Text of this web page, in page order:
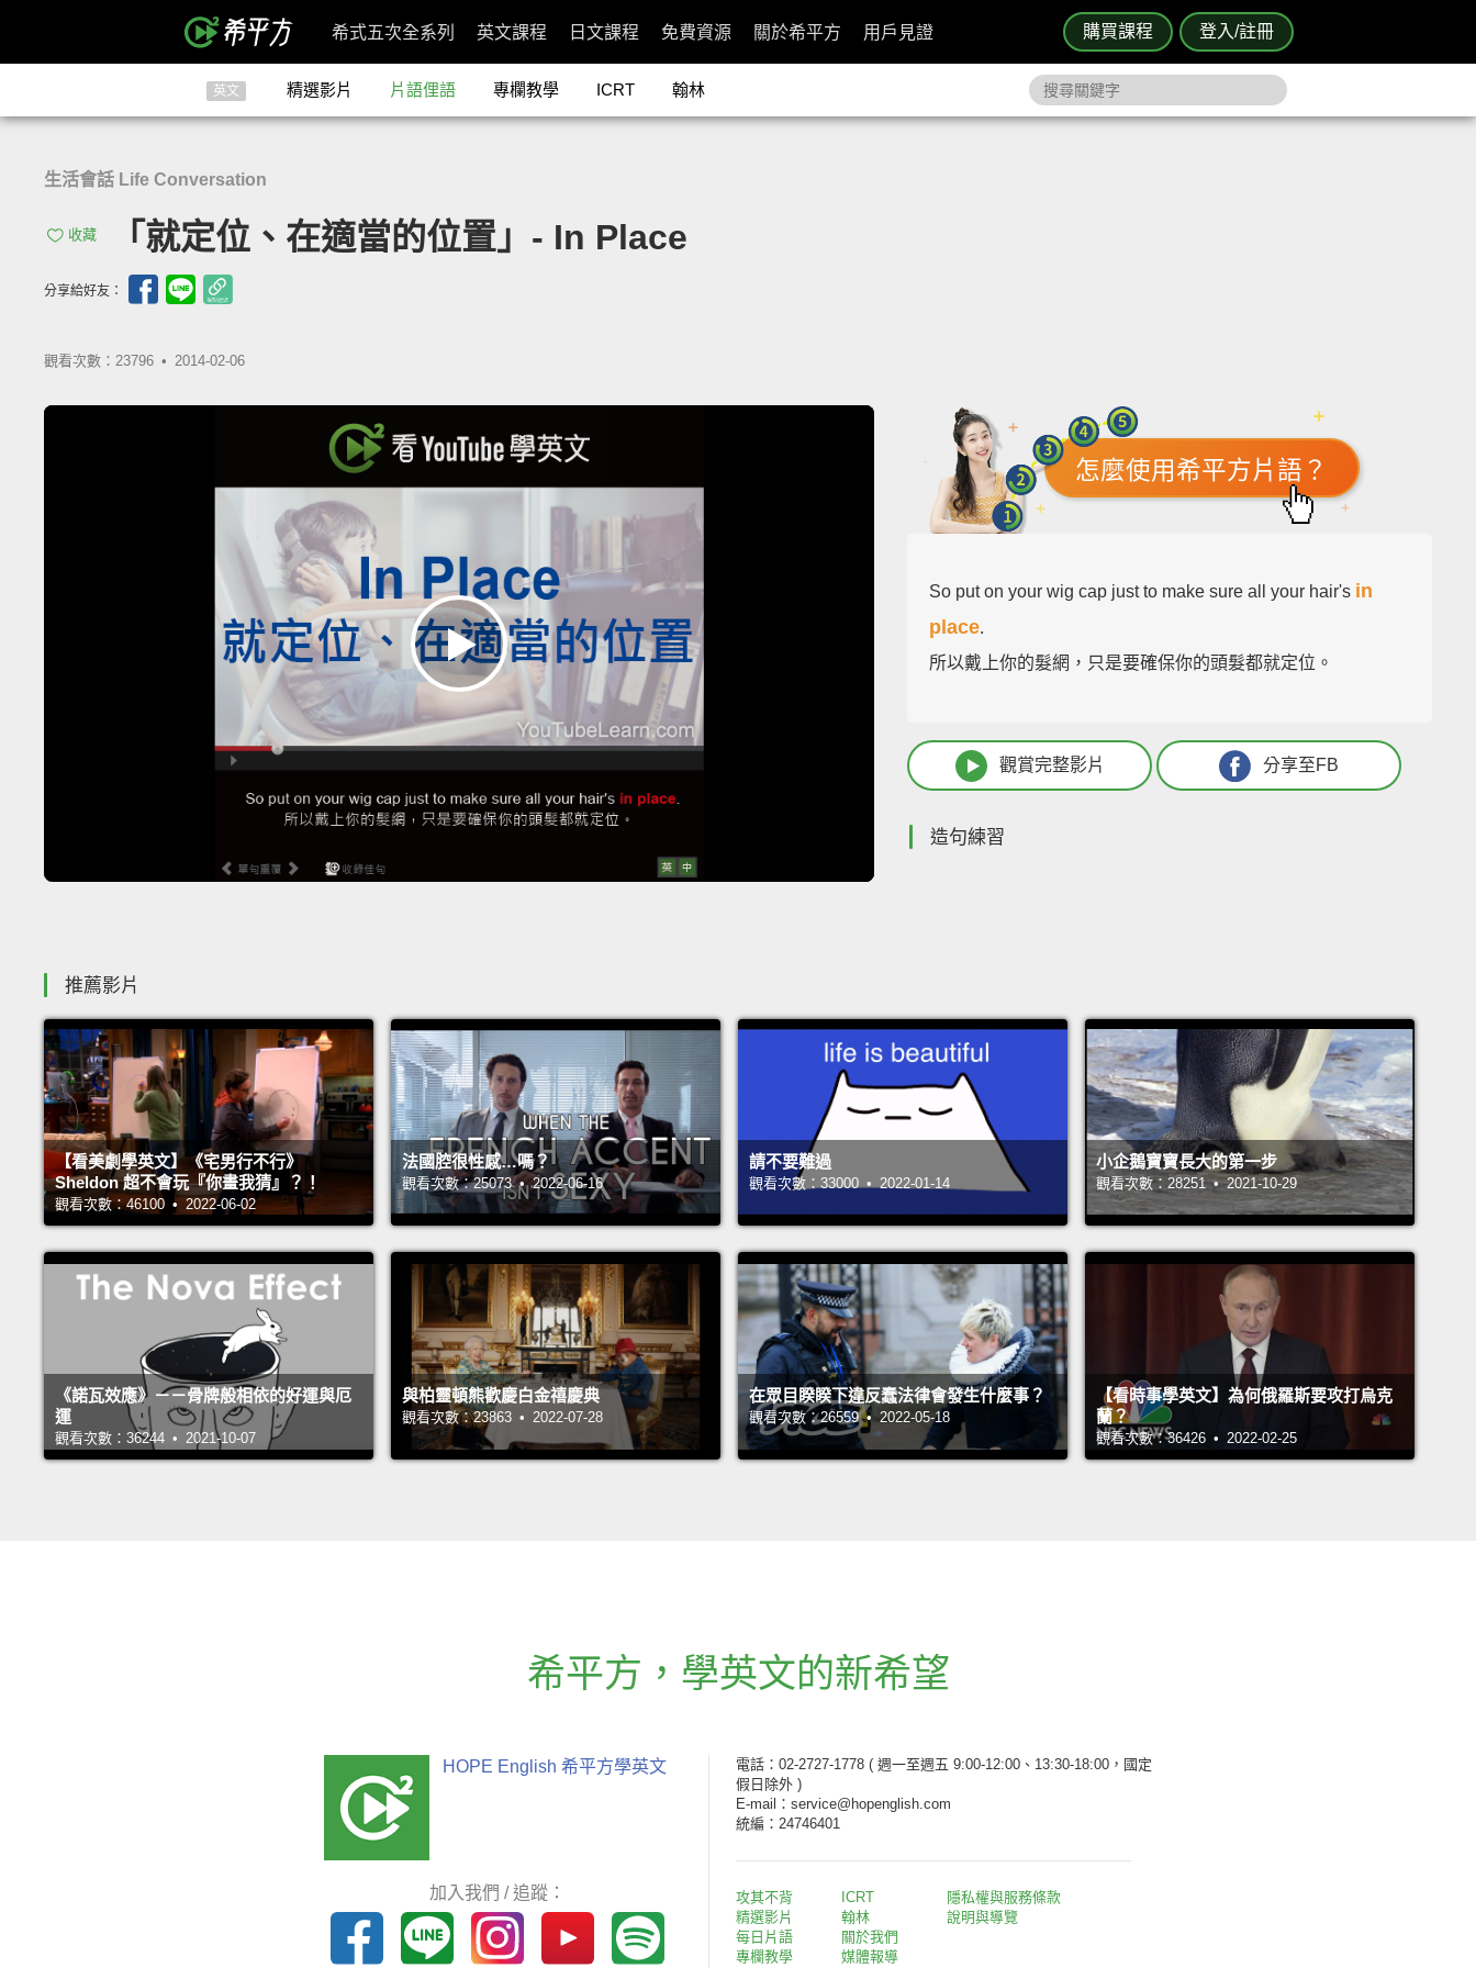
購買課程 登入/註冊
希式五次全系列 英文課程 日文課程 免費資源 關於希平方 用戶見證
英文 精選影片 片語俚語 專欄教學 ICRT 翰林
生活會話 Life Conversation
收藏 「就定位、在適當的位置」- In Place
分享給好友：
觀看次數：23796 • 2014-02-06
怎麼使用希平方片語？
So put on your wig cap just to make sure all your hair's in
place.
所以戴上你的髮網，只是要確保你的頭髮都就定位。
觀賞完整影片 分享至FB
造句練習
推薦影片
【看美劇學英文】《宅男行不行》
Sheldon 超不會玩『你畫我猜』？！
觀看次數：46100 • 2022-06-02
法國腔很性感…嗎？
觀看次數：25073 • 2022-06-16
請不要難過
觀看次數：33000 • 2022-01-14
小企鵝寶寶長大的第一步
觀看次數：28251 • 2021-10-29
《諾瓦效應》－－骨牌般相依的好運與厄
運
觀看次數：36244 • 2021-10-07
與柏靈頓熊歡慶白金禧慶典
觀看次數：23863 • 2022-07-28
在眾目睽睽下違反蠢法律會發生什麼事？
觀看次數：26559 • 2022-05-18
【看時事學英文】為何俄羅斯要攻打烏克
蘭？
觀看次數：36426 • 2022-02-25
希平方 ， 學英文的新希望
HOPE English 希平方學英文
加入我們 / 追蹤：
電話：02-2727-1778 ( 週一至週五 9:00-12:00、13:30-18:00，國定
假日除外 )
E-mail：service@hopenglish.com
統編：24746401
攻其不背
精選影片
每日片語
專欄教學
ICRT
翰林
關於我們
媒體報導
隱私權與服務條款
說明與導覽